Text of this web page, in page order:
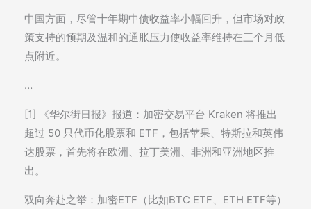
中国方面，尽管十年期中债收益率小幅回升，但市场对政
策支持的预期及温和的通胀压力使收益率维持在三个月低
点附近。
…
[1] 《华尔街日报》报道：加密交易平台 Kraken 将推出
超过 50 只代币化股票和 ETF，包括苹果、特斯拉和英伟
达股票，首先将在欧洲、拉丁美洲、非洲和亚洲地区推
出。
双向奔赴之举：加密ETF（比如BTC ETF、ETH ETF等）